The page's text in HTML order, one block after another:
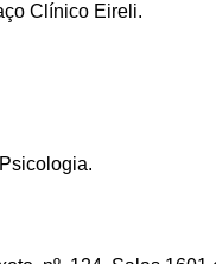
Clínico Eireli.